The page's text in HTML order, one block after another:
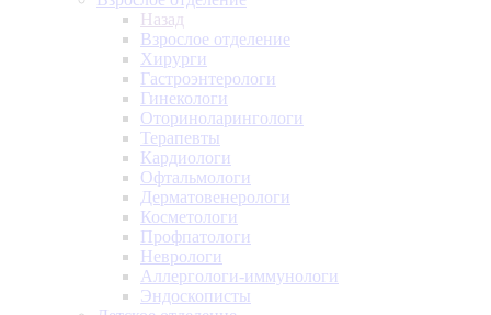
Назад
Взрослое отделение
Хирурги
Гастроэнтерологи
Гинекологи
Оториноларингологи
Терапевты
Кардиологи
Офтальмологи
Дерматовенерологи
Косметологи
Профпатологи
Неврологи
Аллергологи-иммунологи
Эндоскописты